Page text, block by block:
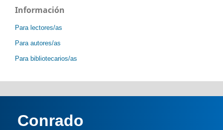
Información
Para lectores/as
Para autores/as
Para bibliotecarios/as
Conrado